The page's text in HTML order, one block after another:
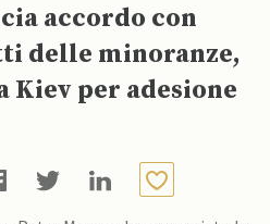
accordo con
delle minoranze,
Kiev per adesione